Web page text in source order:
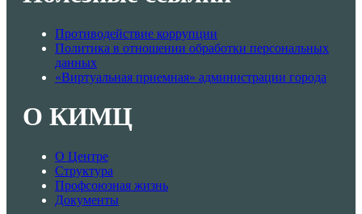
Противодействие коррупции
Политика в отношении обработки персональных
данных
«Виртуальная приемная» администрации города
О КИМЦ
О Центре
Структура
Профсоюзная жизнь
Документы